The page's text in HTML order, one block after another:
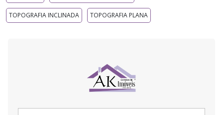
TOPOGRAFIA INCLINADA TOPOGRAFIA PLANA